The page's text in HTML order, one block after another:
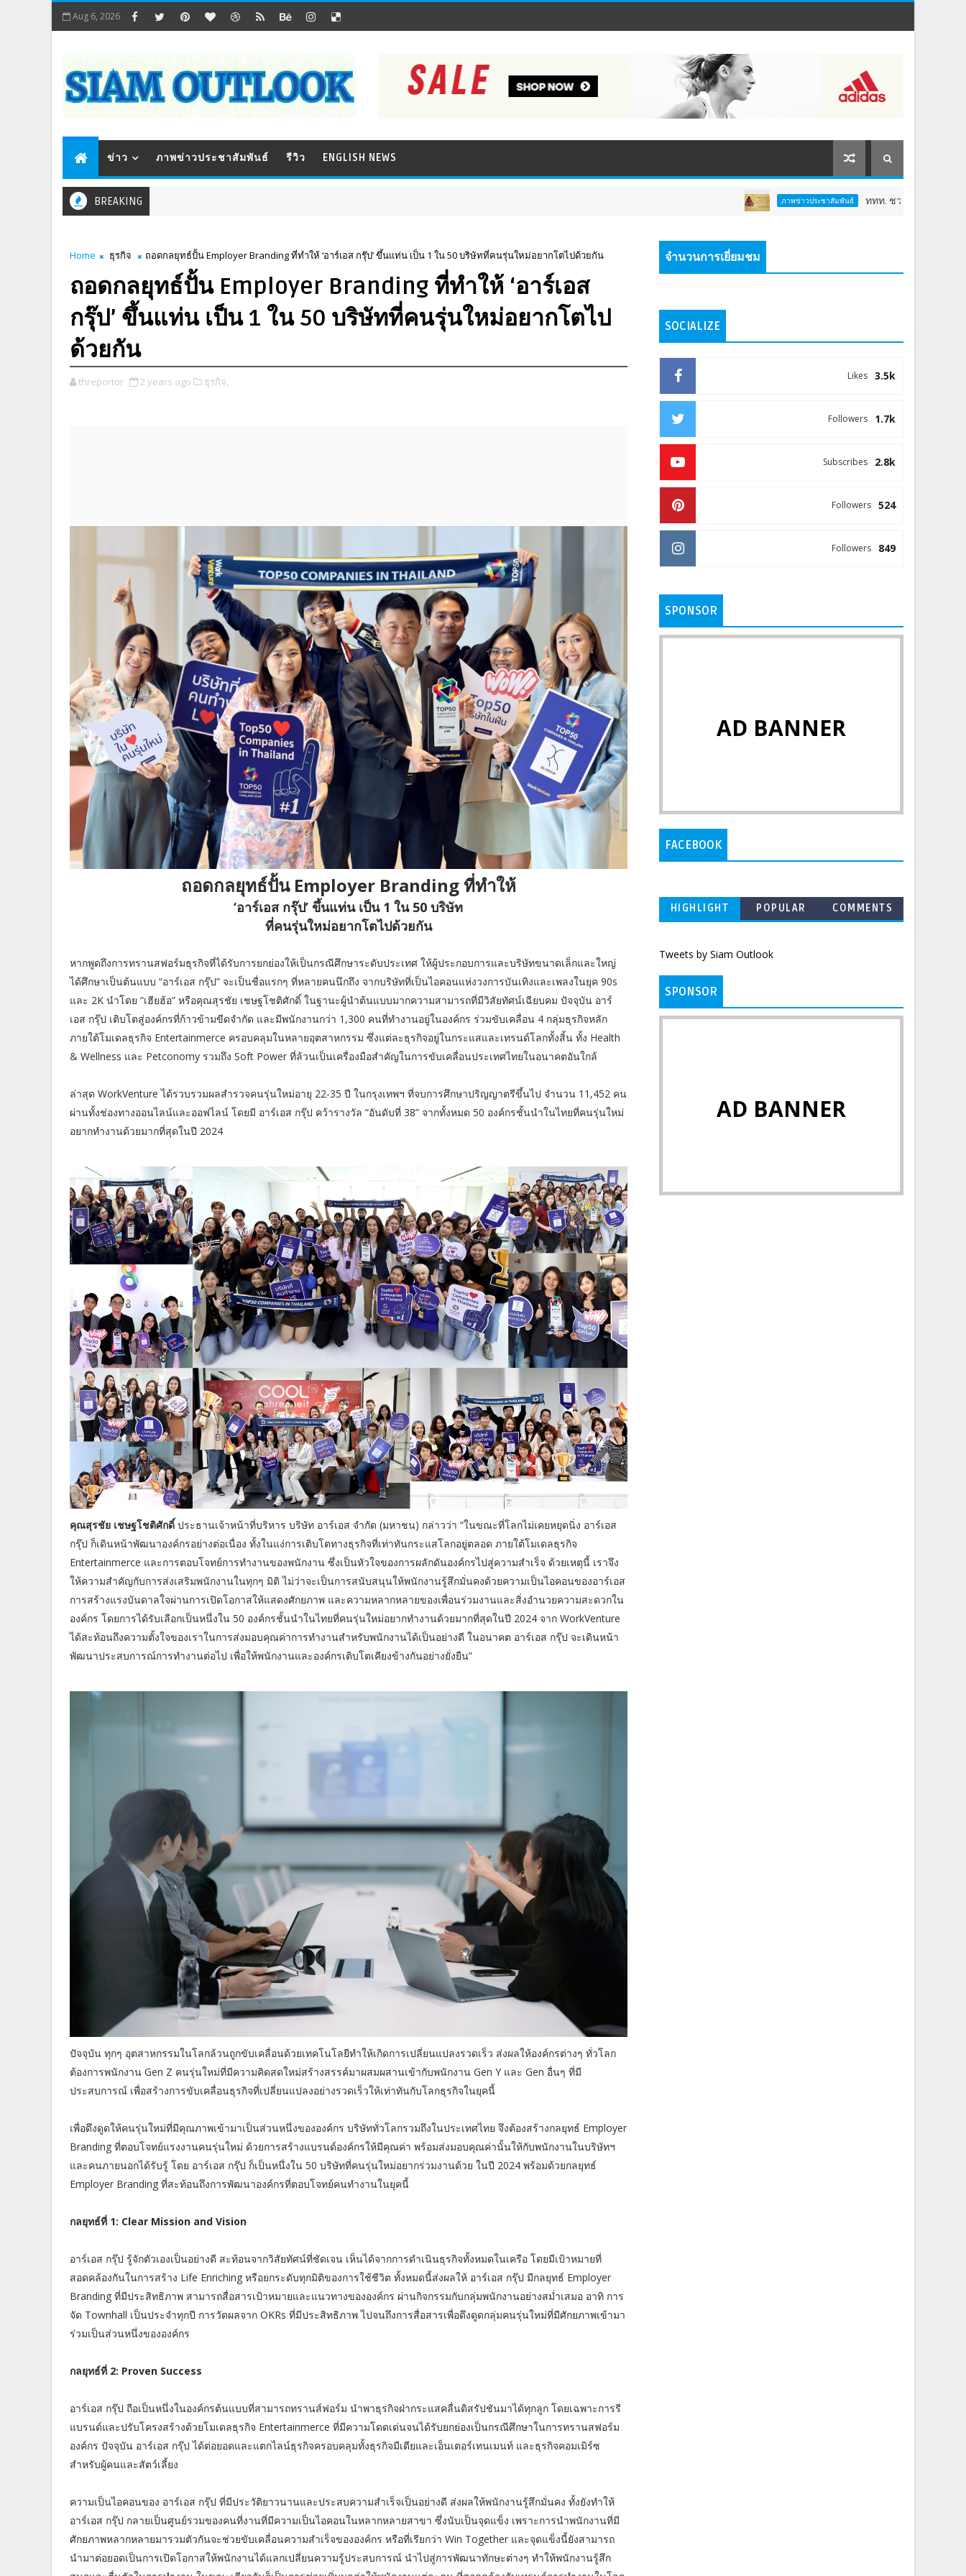
Aug 6, 2026
ข่าว ภาพข่าวประชาสัมพันธ์ รีวิว ENGLISH NEWS
BREAKING ภาพข่าวประชาสัมพันธ์ ททท. ชวนสัมผัสพลังแห่งศรัทธา ร่วม
Home ธุรกิจ ถอดกลยุทธ์ปั้น Employer Branding ที่ทำให้ ‘อาร์เอส กรุ๊ป’ ขึ้นแท่น เป็น 1 ใน 50 บริษัทที่คนรุ่นใหม่อยากโตไปด้วยกัน
ถอดกลยุทธ์ปั้น Employer Branding ที่ทำให้ ‘อาร์เอส
กรุ๊ป’ ขึ้นแท่น เป็น 1 ใน 50 บริษัทที่คนรุ่นใหม่อยากโตไป
ด้วยกัน
threportor 2 years ago ธุรกิจ,
ถอดกลยุทธ์ปั้น Employer Branding ที่ทำให้
‘อาร์เอส กรุ๊ป’ ขึ้นแท่น เป็น 1 ใน 50 บริษัท
ที่คนรุ่นใหม่อยากโตไปด้วยกัน
หากพูดถึงการทรานสฟอร์มธุรกิจที่ได้รับการยกย่องให้เป็นกรณีศึกษาระดับประเทศ ให้ผู้ประกอบการและบริษัทขนาดเล็กและใหญ่
ได้ศึกษาเป็นต้นแบบ “อาร์เอส กรุ๊ป” จะเป็นชื่อแรกๆ ที่หลายคนนึกถึง จากบริษัทที่เป็นไอคอนแห่งวงการบันเทิงและเพลงในยุค 90s
และ 2K นำโดย “เฮียฮ้อ” หรือคุณสุรชัย เชษฐโชติศักดิ์ ในฐานะผู้นำต้นแบบมากความสามารถที่มีวิสัยทัศน์เฉียบคม ปัจจุบัน อาร์
เอส กรุ๊ป เติบโตสู่องค์กรที่ก้าวข้ามขีดจำกัด และมีพนักงานกว่า 1,300 คนที่ทำงานอยู่ในองค์กร ร่วมขับเคลื่อน 4 กลุ่มธุรกิจหลัก
ภายใต้โมเดลธุรกิจ Entertainmerce ครอบคลุมในหลายอุตสาหกรรม ซึ่งแต่ละธุรกิจอยู่ในกระแสและเทรนด์โลกทั้งสิ้น ทั้ง Health
& Wellness และ Petconomy รวมถึง Soft Power ที่ล้วนเป็นเครื่องมือสำคัญในการขับเคลื่อนประเทศไทยในอนาคตอันใกล้
ล่าสุด WorkVenture ได้รวบรวมผลสำรวจคนรุ่นใหม่อายุ 22-35 ปี ในกรุงเทพฯ ที่จบการศึกษาปริญญาตรีขึ้นไป จำนวน 11,452 คน
ผ่านทั้งช่องทางออนไลน์และออฟไลน์ โดยมี อาร์เอส กรุ๊ป คว้ารางวัล “อันดับที่ 38” จากทั้งหมด 50 องค์กรชั้นนำในไทยที่คนรุ่นใหม่
อยากทำงานด้วยมากที่สุดในปี 2024
คุณสุรชัย เชษฐโชติศักดิ์ ประธานเจ้าหน้าที่บริหาร บริษัท อาร์เอส จำกัด (มหาชน) กล่าวว่า “ในขณะที่โลกไม่เคยหยุดนิ่ง อาร์เอส
กรุ๊ป ก็เดินหน้าพัฒนาองค์กรอย่างต่อเนื่อง ทั้งในแง่การเติบโตทางธุรกิจที่เท่าทันกระแสโลกอยู่ตลอด ภายใต้โมเดลธุรกิจ
Entertainmerce และการตอบโจทย์การทำงานของพนักงาน ซึ่งเป็นหัวใจของการผลักดันองค์กรไปสู่ความสำเร็จ ด้วยเหตุนี้ เราจึง
ให้ความสำคัญกับการส่งเสริมพนักงานในทุกๆ มิติ ไม่ว่าจะเป็นการสนับสนุนให้พนักงานรู้สึกมั่นคงด้วยความเป็นไอคอนของอาร์เอส
การสร้างแรงบันดาลใจผ่านการเปิดโอกาสให้แสดงศักยภาพ และความหลากหลายของเพื่อนร่วมงานและสิ่งอำนวยความสะดวกใน
องค์กร โดยการได้รับเลือกเป็นหนึ่งใน 50 องค์กรชั้นนำในไทยที่คนรุ่นใหม่อยากทำงานด้วยมากที่สุดในปี 2024 จาก WorkVenture
ได้สะท้อนถึงความตั้งใจของเราในการส่งมอบคุณค่าการทำงานสำหรับพนักงานได้เป็นอย่างดี ในอนาคต อาร์เอส กรุ๊ป จะเดินหน้า
พัฒนาประสบการณ์การทำงานต่อไป เพื่อให้พนักงานและองค์กรเติบโตเคียงข้างกันอย่างยั่งยืน”
ปัจจุบัน ทุกๆ อุตสาหกรรมในโลกล้วนถูกขับเคลื่อนด้วยเทคโนโลยีทำให้เกิดการเปลี่ยนแปลงรวดเร็ว ส่งผลให้องค์กรต่างๆ ทั่วโลก
ต้องการพนักงาน Gen Z คนรุ่นใหม่ที่มีความคิดสดใหม่สร้างสรรค์มาผสมผสานเข้ากับพนักงาน Gen Y และ Gen อื่นๆ ที่มี
ประสบการณ์ เพื่อสร้างการขับเคลื่อนธุรกิจที่เปลี่ยนแปลงอย่างรวดเร็วให้เท่าทันกับโลกธุรกิจในยุคนี้
เพื่อดึงดูดให้คนรุ่นใหม่ที่มีคุณภาพเข้ามาเป็นส่วนหนึ่งขององค์กร บริษัททั่วโลกรวมถึงในประเทศไทย จึงต้องสร้างกลยุทธ์ Employer
Branding ที่ตอบโจทย์แรงงานคนรุ่นใหม่ ด้วยการสร้างแบรนด์องค์กรให้มีคุณค่า พร้อมส่งมอบคุณค่านั้นให้กับพนักงานในบริษัทฯ
และคนภายนอกได้รับรู้ โดย อาร์เอส กรุ๊ป ก็เป็นหนึ่งใน 50 บริษัทที่คนรุ่นใหม่อยากร่วมงานด้วย ในปี 2024 พร้อมด้วยกลยุทธ์
Employer Branding ที่สะท้อนถึงการพัฒนาองค์กรที่ตอบโจทย์คนทำงานในยุคนี้
กลยุทธ์ที่ 1: Clear Mission and Vision
อาร์เอส กรุ๊ป รู้จักตัวเองเป็นอย่างดี สะท้อนจากวิสัยทัศน์ที่ชัดเจน เห็นได้จากการดำเนินธุรกิจทั้งหมดในเครือ โดยมีเป้าหมายที่
สอดคล้องกันในการสร้าง Life Enriching หรือยกระดับทุกมิติของการใช้ชีวิต ทั้งหมดนี้ส่งผลให้ อาร์เอส กรุ๊ป มีกลยุทธ์ Employer
Branding ที่มีประสิทธิภาพ สามารถสื่อสารเป้าหมายและแนวทางขององค์กร ผ่านกิจกรรมกับกลุ่มพนักงานอย่างสม่ำเสมอ อาทิ การ
จัด Townhall เป็นประจำทุกปี การวัดผลจาก OKRs ที่มีประสิทธิภาพ ไปจนถึงการสื่อสารเพื่อดึงดูดกลุ่มคนรุ่นใหม่ที่มีศักยภาพเข้ามา
ร่วมเป็นส่วนหนึ่งขององค์กร
กลยุทธ์ที่ 2: Proven Success
อาร์เอส กรุ๊ป ถือเป็นหนึ่งในองค์กรต้นแบบที่สามารถทรานส์ฟอร์ม นำพาธุรกิจฝ่ากระแสคลื่นดิสรัปชันมาได้ทุกลูก โดยเฉพาะการรี
แบรนด์และปรับโครงสร้างด้วยโมเดลธุรกิจ Entertainmerce ที่มีความโดดเด่นจนได้รับยกย่องเป็นกรณีศึกษาในการทรานสฟอร์ม
องค์กร ปัจจุบัน อาร์เอส กรุ๊ป ได้ต่อยอดและแตกไลน์ธุรกิจครอบคลุมทั้งธุรกิจมีเดียและเอ็นเตอร์เทนเมนท์ และธุรกิจคอมเมิร์ซ
สำหรับผู้คนและสัตว์เลี้ยง
ความเป็นไอคอนของ อาร์เอส กรุ๊ป ที่มีประวัติยาวนานและประสบความสำเร็จเป็นอย่างดี ส่งผลให้พนักงานรู้สึกมั่นคง ทั้งยังทำให้
อาร์เอส กรุ๊ป กลายเป็นศูนย์รวมของคนที่งานที่มีความเป็นไอคอนในหลากหลายสาขา ซึ่งนับเป็นจุดแข็ง เพราะการนำพนักงานที่มี
ศักยภาพหลากหลายมารวมตัวกันจะช่วยขับเคลื่อนความสำเร็จขององค์กร หรือที่เรียกว่า Win Together และจุดแข็งนี้ยังสามารถ
นำมาต่อยอดเป็นการเปิดโอกาสให้พนักงานได้แลกเปลี่ยนความรู้ประสบการณ์ นำไปสู่การพัฒนาทักษะต่างๆ ทำให้พนักงานรู้สึก
จำนวนการเยี่ยมชม
SOCIALIZE
3.5k
Likes
1.7k
Followers
2.8k
Subscribes
524
Followers
849
Followers
SPONSOR
AD BANNER
FACEBOOK
HIGHLIGHT POPULAR COMMENTS
Tweets by Siam Outlook
SPONSOR
AD BANNER